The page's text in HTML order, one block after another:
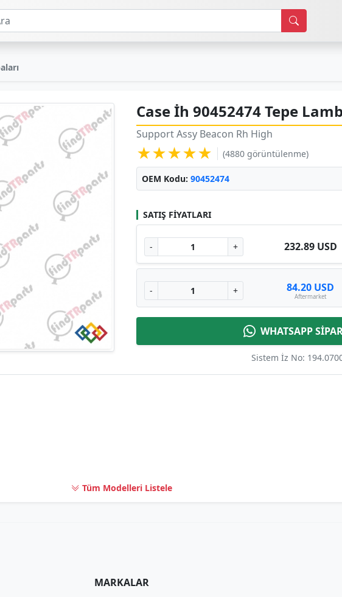
Case İh 90452474 Tepe
Support Assy Beacon Rh High
★★★★★ (4880 görüntülenme)
OEM Kodu: 90452474
SATIŞ FIYATLARI
- + 232.89 USD
- + 84.20 USD
Aftermarket
WHATSAPP
Sistem İz No:
Tüm Modelleri Listele
MARKALAR